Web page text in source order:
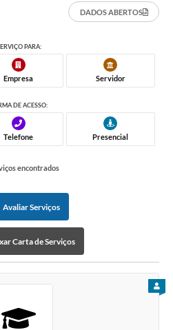
DADOS ABERTOS
PARA:
Empresa Servidor
DE ACESSO:
Telefone Presencial
encontrados
Avaliar Serviços
Carta de Serviços